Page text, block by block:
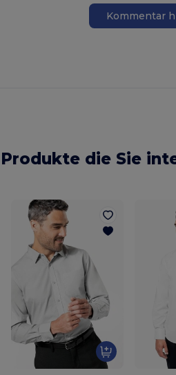
Kommentar
Produkte die Sie